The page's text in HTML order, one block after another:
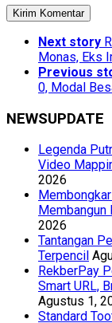
Next story
Monas, Eks
Previous
0, Modal
NEWSUPDATE
Legenda
Video
2026
2026
Tantangan
Terpencil
RekberPay
Smart URL,
Agustus 1,
Standard